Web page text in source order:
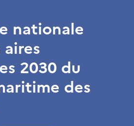
nationale
2030 du
des